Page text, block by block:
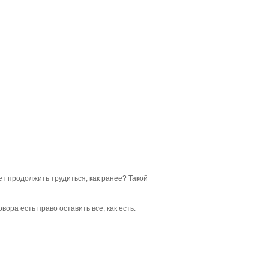
трудиться, как ранее? Такой
есть право оставить все, как есть.